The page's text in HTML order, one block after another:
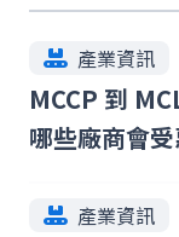
產業資訊
MCCP 到
哪些廠商會受
產業資訊